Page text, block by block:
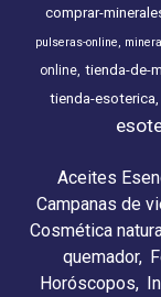
comprar-
pulseras-online
online tienda-de-
tienda-esoterica
Aceites
Campanas de
Cosmética
quemador
Horóscopos